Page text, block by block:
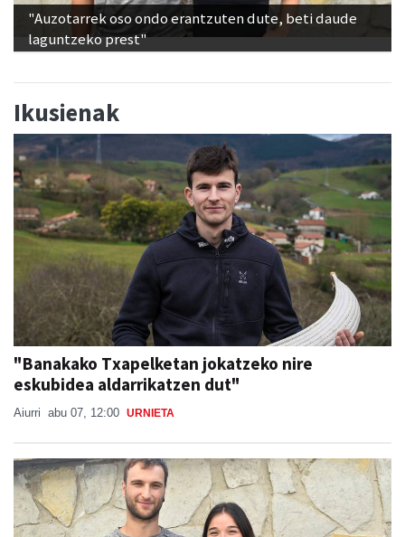
"Auzotarrek oso ondo erantzuten dute, beti daude
laguntzeko prest"
Ikusienak
"Banakako Txapelketan jokatzeko nire
eskubidea aldarrikatzen dut"
Aiurri abu 07, 12:00 URNIETA